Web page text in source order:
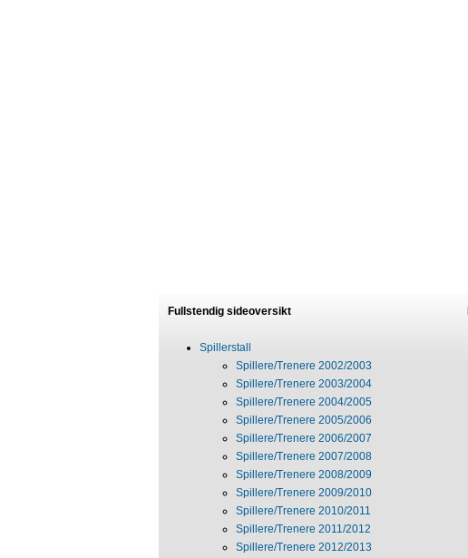
Fullstendig sideoversikt
Spillerstall
Spillere/Trenere 2002/2003
Spillere/Trenere 2003/2004
Spillere/Trenere 2004/2005
Spillere/Trenere 2005/2006
Spillere/Trenere 2006/2007
Spillere/Trenere 2007/2008
Spillere/Trenere 2008/2009
Spillere/Trenere 2009/2010
Spillere/Trenere 2010/2011
Spillere/Trenere 2011/2012
Spillere/Trenere 2012/2013